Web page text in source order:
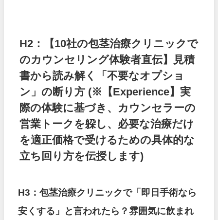
H2：【10社の包茎治療クリニックで
のカウンセリング体験者直伝】見積
書から読み解く「不要なオプショ
ン」の断り方 (※【Experience】実
際の体験に基づき、カウンセラーの
営業トークを躱し、必要な治療だけ
を適正価格で受けるための具体的な
立ち回り方を伝授します)
H3：包茎治療クリニックで「即日手術なら
安くする」と言われたら？雰囲気に飲まれ